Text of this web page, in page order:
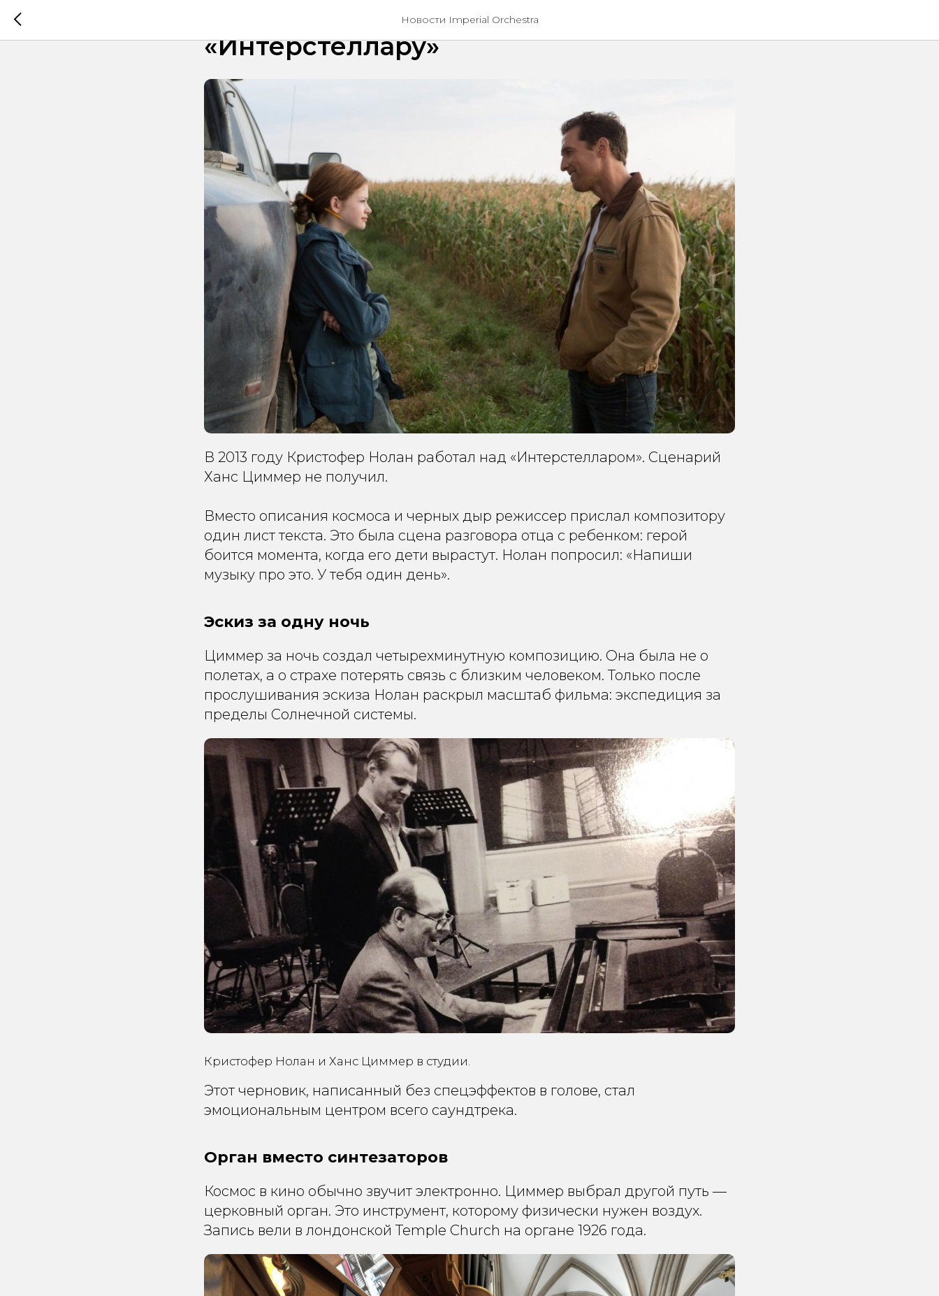
Новости Imperial Orchestra
Как создавали саундтрек к
«Интерстеллару»
В 2013 году Кристофер Нолан работал над «Интерстелларом». Сценарий
Ханс Циммер не получил.
Вместо описания космоса и черных дыр режиссер прислал композитору
один лист текста. Это была сцена разговора отца с ребенком: герой
боится момента, когда его дети вырастут. Нолан попросил: «Напиши
музыку про это. У тебя один день».
Эскиз за одну ночь
Циммер за ночь создал четырехминутную композицию. Она была не о
полетах, а о страхе потерять связь с близким человеком. Только после
прослушивания эскиза Нолан раскрыл масштаб фильма: экспедиция за
пределы Солнечной системы.
Кристофер Нолан и Ханс Циммер в студии.
Этот черновик, написанный без спецэффектов в голове, стал
эмоциональным центром всего саундтрека.
Орган вместо синтезаторов
Космос в кино обычно звучит электронно. Циммер выбрал другой путь —
церковный орган. Это инструмент, которому физически нужен воздух.
Запись вели в лондонской Temple Church на органе 1926 года.